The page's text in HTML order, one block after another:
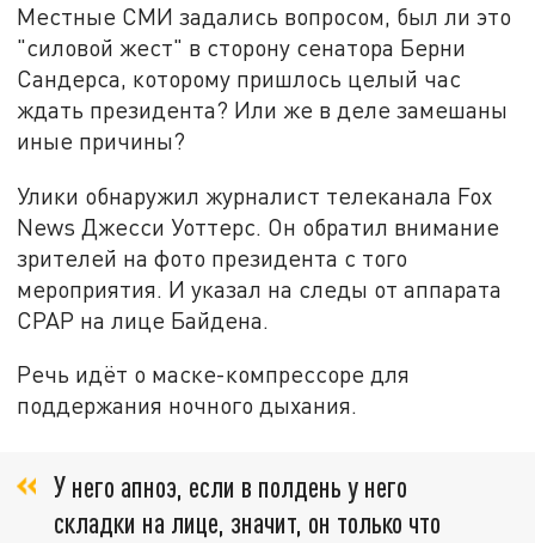
Местные СМИ задались вопросом, был ли это
"силовой жест" в сторону сенатора Берни
Сандерса, которому пришлось целый час
ждать президента? Или же в деле замешаны
иные причины?
Улики обнаружил журналист телеканала Fox
News Джесси Уоттерс. Он обратил внимание
зрителей на фото президента с того
мероприятия. И указал на следы от аппарата
CPAP на лице Байдена.
Речь идёт о маске-компрессоре для
поддержания ночного дыхания.
У него апноэ, если в полдень у него
складки на лице, значит, он только что